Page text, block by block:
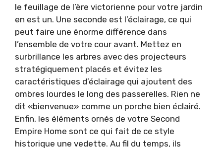
le feuillage de l’ère victorienne pour votre jardin
en est un. Une seconde est l’éclairage, ce qui
peut faire une énorme différence dans
l’ensemble de votre cour avant. Mettez en
surbrillance les arbres avec des projecteurs
stratégiquement placés et évitez les
caractéristiques d’éclairage qui ajoutent des
ombres lourdes le long des passerelles. Rien ne
dit «bienvenue» comme un porche bien éclairé.
Enfin, les éléments ornés de votre Second
Empire Home sont ce qui fait de ce style
historique une vedette. Au fil du temps, ils